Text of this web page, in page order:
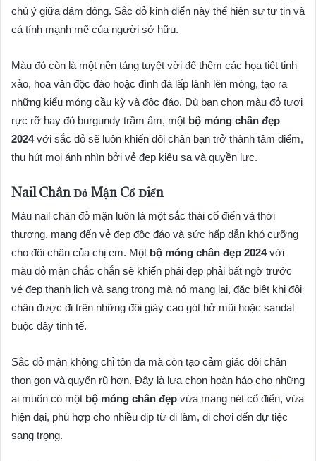
chú ý giữa đám đông. Sắc đỏ kinh điển này thể hiện sự tự tin và
cá tính mạnh mẽ của người sở hữu.
Màu đỏ còn là một nền tảng tuyệt vời để thêm các họa tiết tinh
xảo, hoa văn độc đáo hoặc đính đá lấp lánh lên móng, tạo ra
những kiểu móng cầu kỳ và độc đáo. Dù bạn chọn màu đỏ tươi
rực rỡ hay đỏ burgundy trầm ấm, một bộ móng chân đẹp
2024với sắc đỏ sẽ luôn khiến đôi chân bạn trở thành tâm điểm,
thu hút mọi ánh nhìn bởi vẻ đẹp kiêu sa và quyền lực.
Nail Chân Đỏ Mận Cổ Điển
Màu nail chân đỏ mận luôn là một sắc thái cổ điển và thời
thượng, mang đến vẻ đẹp độc đáo và sức hấp dẫn khó cưỡng
cho đôi chân của chị em. Một bộ móng chân đẹp 2024với
màu đỏ mận chắc chắn sẽ khiến phái đẹp phải bất ngờ trước
vẻ đẹp thanh lịch và sang trọng mà nó mang lại, đặc biệt khi đôi
chân được đi trên những đôi giày cao gót hở mũi hoặc sandal
buộc dây tinh tế.
Sắc đỏ mận không chỉ tôn da mà còn tạo cảm giác đôi chân
thon gọn và quyến rũ hơn. Đây là lựa chọn hoàn hảo cho những
ai muốn có một bộ móng chân đẹp vừa mang nét cổ điển, vừa
hiện đại, phù hợp cho nhiều dịp từ đi làm, đi chơi đến dự tiệc
sang trọng.